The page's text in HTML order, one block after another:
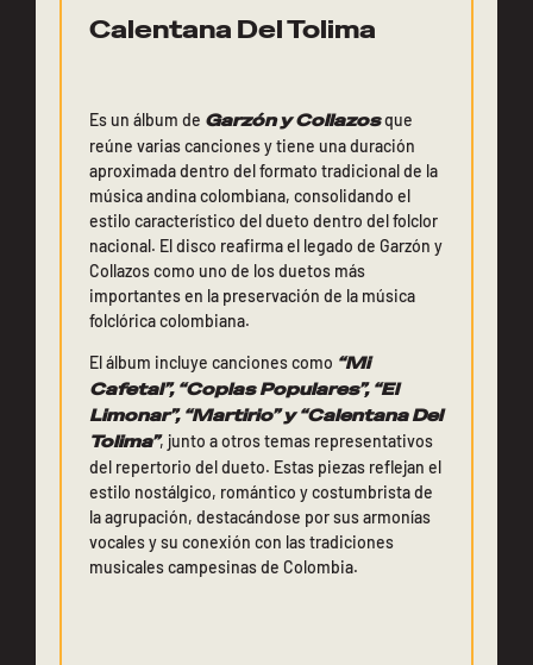
Calentana Del Tolima
Es un álbum de Garzón y Collazosque
reúne varias canciones y tiene una duración
aproximada dentro del formato tradicional de la
música andina colombiana, consolidando el
estilo característico del dueto dentro del folclor
nacional. El disco reafirma el legado de Garzón y
Collazos como uno de los duetos más
importantes en la preservación de la música
folclórica colombiana.
El álbum incluye canciones como “Mi
Cafetal”, “Coplas Populares”, “El
Limonar”, “Martirio” y “Calentana Del
Tolima”, junto a otros temas representativos
del repertorio del dueto. Estas piezas reflejan el
estilo nostálgico, romántico y costumbrista de
la agrupación, destacándose por sus armonías
vocales y su conexión con las tradiciones
musicales campesinas de Colombia.